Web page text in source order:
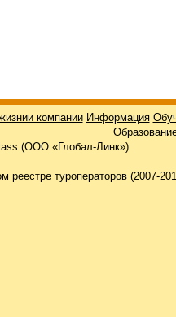
компании Информация
(ООО «Глобал-Линк»)
туроператоров (2007-